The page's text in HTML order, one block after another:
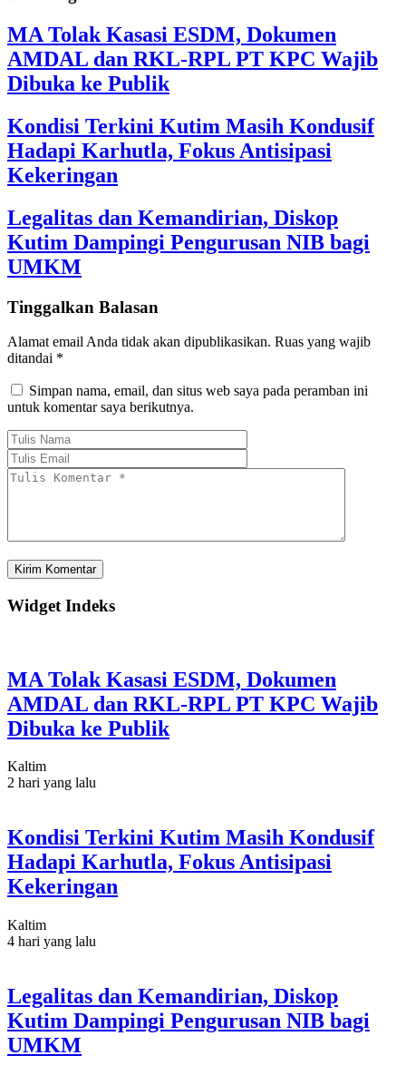
MA Tolak Kasasi ESDM, Dokumen
AMDAL dan RKL-RPL PT KPC Wajib
Dibuka ke Publik
Kondisi Terkini Kutim Masih Kondusif
Hadapi Karhutla, Fokus Antisipasi
Kekeringan
Legalitas dan Kemandirian, Diskop
Kutim Dampingi Pengurusan NIB bagi
UMKM
Tinggalkan Balasan
Alamat email Anda tidak akan dipublikasikan. Ruas yang wajib
ditandai *
Simpan nama, email, dan situs web saya pada peramban ini
untuk komentar saya berikutnya.
Widget Indeks
MA Tolak Kasasi ESDM, Dokumen
AMDAL dan RKL-RPL PT KPC Wajib
Dibuka ke Publik
Kaltim
2 hari yang lalu
Kondisi Terkini Kutim Masih Kondusif
Hadapi Karhutla, Fokus Antisipasi
Kekeringan
Kaltim
4 hari yang lalu
Legalitas dan Kemandirian, Diskop
Kutim Dampingi Pengurusan NIB bagi
UMKM